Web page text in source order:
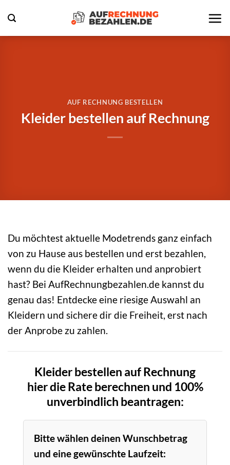
Inhalt
springen
AUF RECHNUNG BESTELLEN
Kleider bestellen auf Rechnung
Du möchtest aktuelle Modetrends ganz einfach
von zu Hause aus bestellen und erst bezahlen,
wenn du die Kleider erhalten und anprobiert
hast? Bei AufRechnungbezahlen.de kannst du
genau das! Entdecke eine riesige Auswahl an
Kleidern und sichere dir die Freiheit, erst nach
der Anprobe zu zahlen.
Kleider bestellen auf Rechnung
hier die Rate berechnen und 100%
unverbindlich beantragen:
Bitte wählen deinen Wunschbetrag
und eine gewünschte Laufzeit: